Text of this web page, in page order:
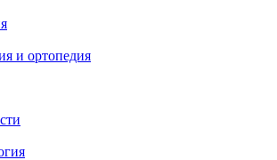
и ортопедия